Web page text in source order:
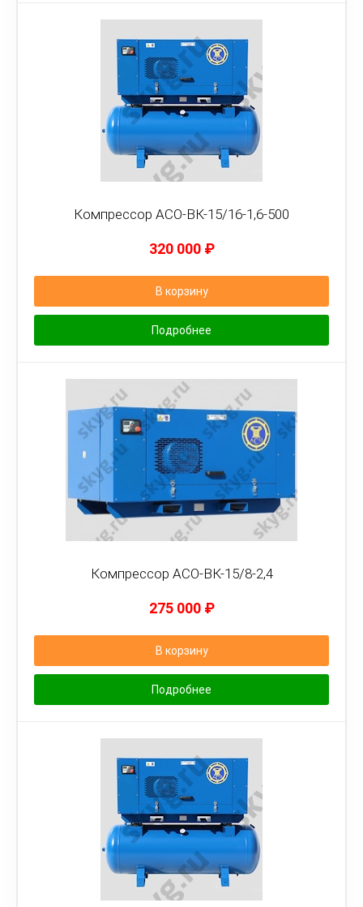
Компрессор АСО-ВК-15/16-1,6-500
320 000 ₽
В корзину
Подробнее
Компрессор АСО-ВК-15/8-2,4
275 000 ₽
В корзину
Подробнее